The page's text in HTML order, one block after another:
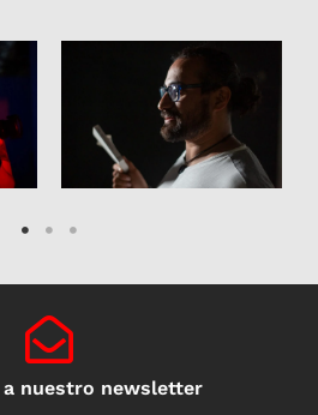
nuestro newsletter